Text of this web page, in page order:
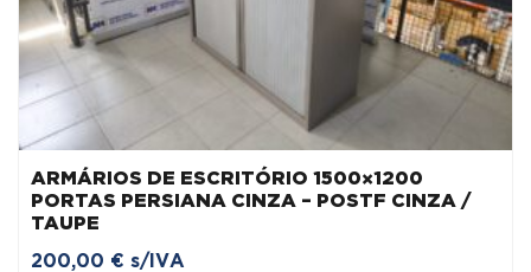
ARMÁRIOS DE ESCRITÓRIO 1500×1200
PORTAS PERSIANA CINZA – POSTF CINZA /
TAUPE
200,00 € s/IVA